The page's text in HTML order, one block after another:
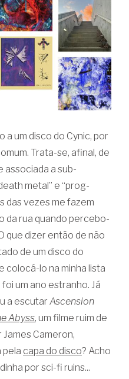
um disco do Cynic, por
Trata-se, afinal, de
a sub-
metal” e “prog-
das vezes me fazem
da rua quando percebo-
que dizer então de não
de um disco do
colocá-lo na minha lista
um ano estranho. Já
a escutar Ascension
Abyss, um filme ruim de
Cameron,
pela capa do disco? Acho
por sci-fi ruins...